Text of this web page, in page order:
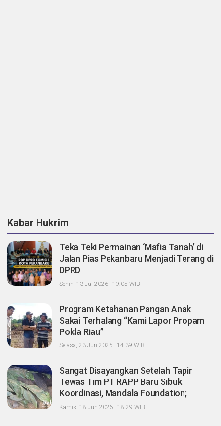
Kabar Hukrim
Teka Teki Permainan ‘Mafia Tanah’ di
Jalan Pias Pekanbaru Menjadi Terang di
DPRD
Senin, 13 Jul 2026 - 19:05 WIB
Program Ketahanan Pangan Anak
Sakai Terhalang “Kami Lapor Propam
Polda Riau”
Selasa, 23 Jun 2026 - 14:39 WIB
Sangat Disayangkan Setelah Tapir
Tewas Tim PT RAPP Baru Sibuk
Koordinasi, Mandala Foundation;
Tanggung Jawab Pemegang Konsesi
Kamis, 18 Jun 2026 - 18:29 WIB